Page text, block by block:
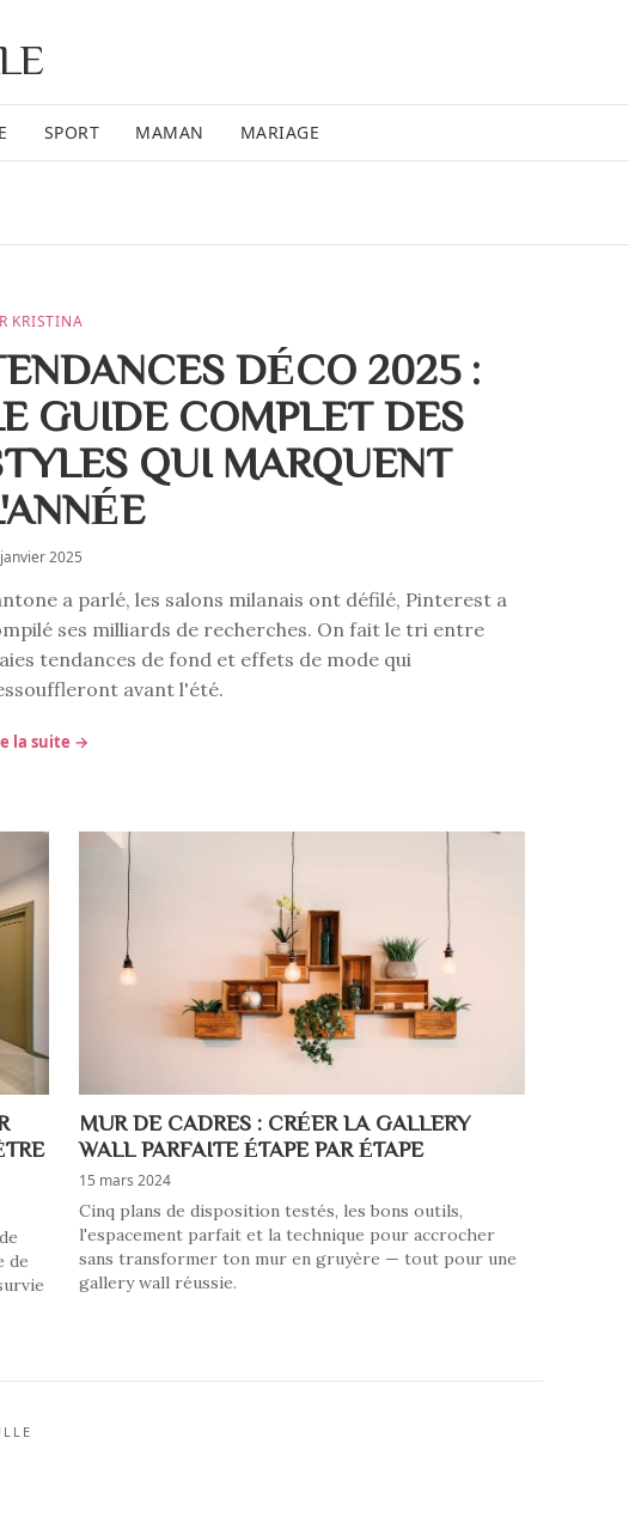
SPORT MAMAN MARIAGE
KRISTINA
DÉCO 2025 :
GUIDE COMPLET DES
QUI MARQUENT
2025
a parlé, les salons milanais ont défilé, Pinterest a
ses milliards de recherches. On fait le tri entre
tendances de fond et effets de mode qui
avant l'été.
la suite →
de
MUR DE CADRES : CRÉER LA GALLERY
WALL PARFAITE ÉTAPE PAR ÉTAPE
15 mars 2024
Cinq plans de disposition testés, les bons outils,
l'espacement parfait et la technique pour accrocher
sans transformer ton mur en gruyère — tout pour une
gallery wall réussie.